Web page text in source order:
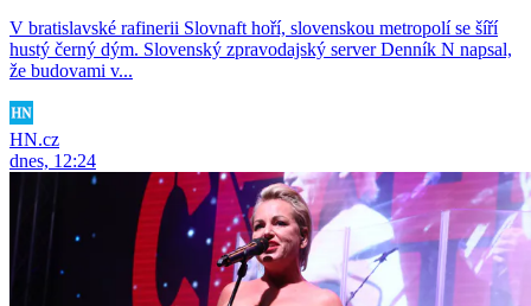
V bratislavské rafinerii Slovnaft hoří, slovenskou metropolí se šíří
hustý černý dým. Slovenský zpravodajský server Denník N napsal,
že budovami v...
HN.cz
dnes, 12:24